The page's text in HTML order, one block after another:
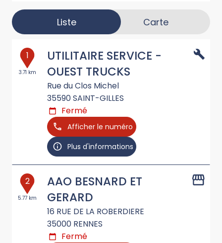
Liste Carte
1
3.71 km
UTILITAIRE SERVICE -
OUEST TRUCKS
Rue du Clos Michel
35590SAINT-GILLES
Fermé
Afficher le numéro
Plus d'informations
2
5.77 km
AAO BESNARD ET
GERARD
16 RUE DE LA ROBERDIERE
35000 RENNES
Fermé